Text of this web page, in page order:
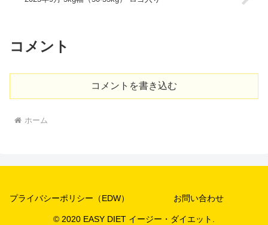
コメント
コメントを書き込む
ホーム
プライバシーポリシー（EDW） お問い合わせ
© 2020 EASY DIET イージー・ダイエット.